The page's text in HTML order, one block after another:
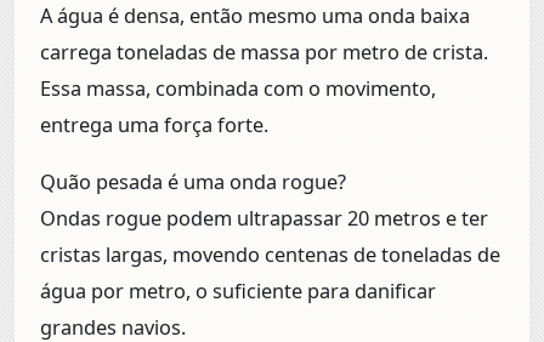
A água é densa, então mesmo uma onda baixa
carrega toneladas de massa por metro de crista.
Essa massa, combinada com o movimento,
entrega uma força forte.
Quão pesada é uma onda rogue?
Ondas rogue podem ultrapassar 20 metros e ter
cristas largas, movendo centenas de toneladas de
água por metro, o suficiente para danificar
grandes navios.